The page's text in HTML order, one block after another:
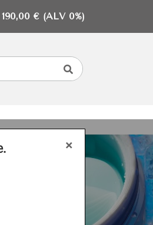
€ (ALV 0%)
×